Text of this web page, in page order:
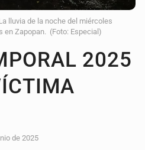
lluvia de la noche del miércoles
en Zapopan. (Foto: Especial)
2025
de 2025